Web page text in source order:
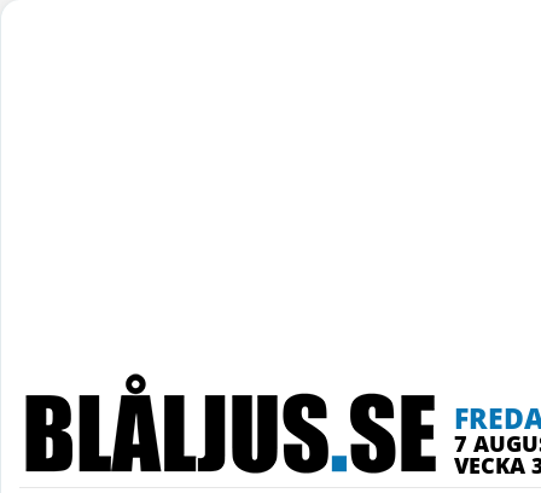
7
VECKA